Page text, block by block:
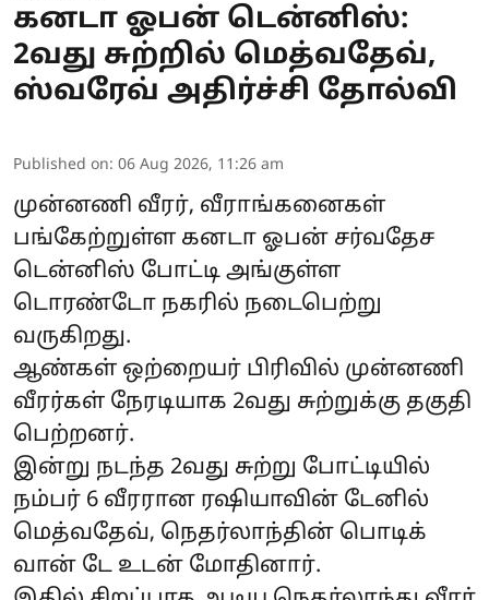
கனடா ஓபன் டென்னிஸ்:
2வது சுற்றில் மெத்வதேவ்,
ஸ்வரேவ் அதிர்ச்சி தோல்வி
Published on: 06 Aug 2026, 11:26 am
முன்னணி வீரர், வீராங்கனைகள்
பங்கேற்றுள்ள கனடா ஓபன் சர்வதேச
டென்னிஸ் போட்டி அங்குள்ள
டொரண்டோ நகரில் நடைபெற்று
வருகிறது.
ஆண்கள் ஒற்றையர் பிரிவில் முன்னணி
வீரர்கள் நேரடியாக 2வது சுற்றுக்கு தகுதி
பெற்றனர்.
இன்று நடந்த 2வது சுற்று போட்டியில்
நம்பர் 6 வீரரான ரஷியாவின் டேனில்
மெத்வதேவ், நெதர்லாந்தின் பொடிக்
வான் டே உடன் மோதினார்.